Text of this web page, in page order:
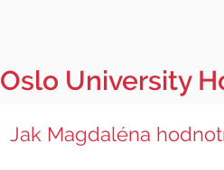
Oslo University
Jak Magdaléna